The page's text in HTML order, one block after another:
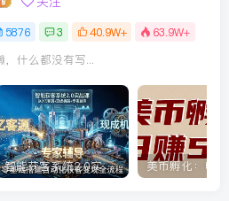
5876 3 40.9W+
63.9W+
，什么都没有写...
智能获客系统2.0实战课：送7亿客源+现成机器+专家辅导，零基础搭建自动化获客变现全流程